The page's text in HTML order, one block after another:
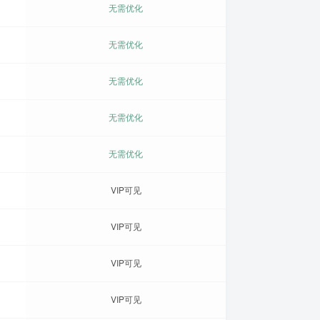
无需优化
无需优化
无需优化
无需优化
无需优化
VIP可见
VIP可见
VIP可见
VIP可见